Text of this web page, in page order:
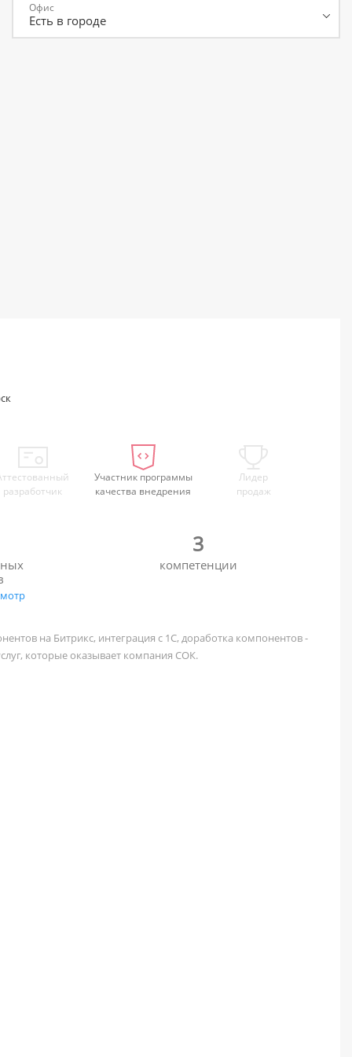
Офис
разработчик
Участник программы
качества внедрения
Лидер
продаж
3
компетенции
на Битрикс, интеграция с 1С, доработка компонентов -
которые оказывает компания СОК.